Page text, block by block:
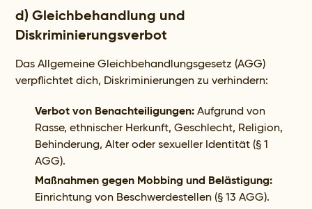
d) Gleichbehandlung und
Diskriminierungsverbot
Das Allgemeine Gleichbehandlungsgesetz (AGG)
verpflichtet dich, Diskriminierungen zu verhindern:
Verbot von Benachteiligungen: Aufgrund von
Rasse, ethnischer Herkunft, Geschlecht, Religion,
Behinderung, Alter oder sexueller Identität (§ 1
AGG).
Maßnahmen gegen Mobbing und Belästigung:
Einrichtung von Beschwerdestellen (§ 13 AGG).